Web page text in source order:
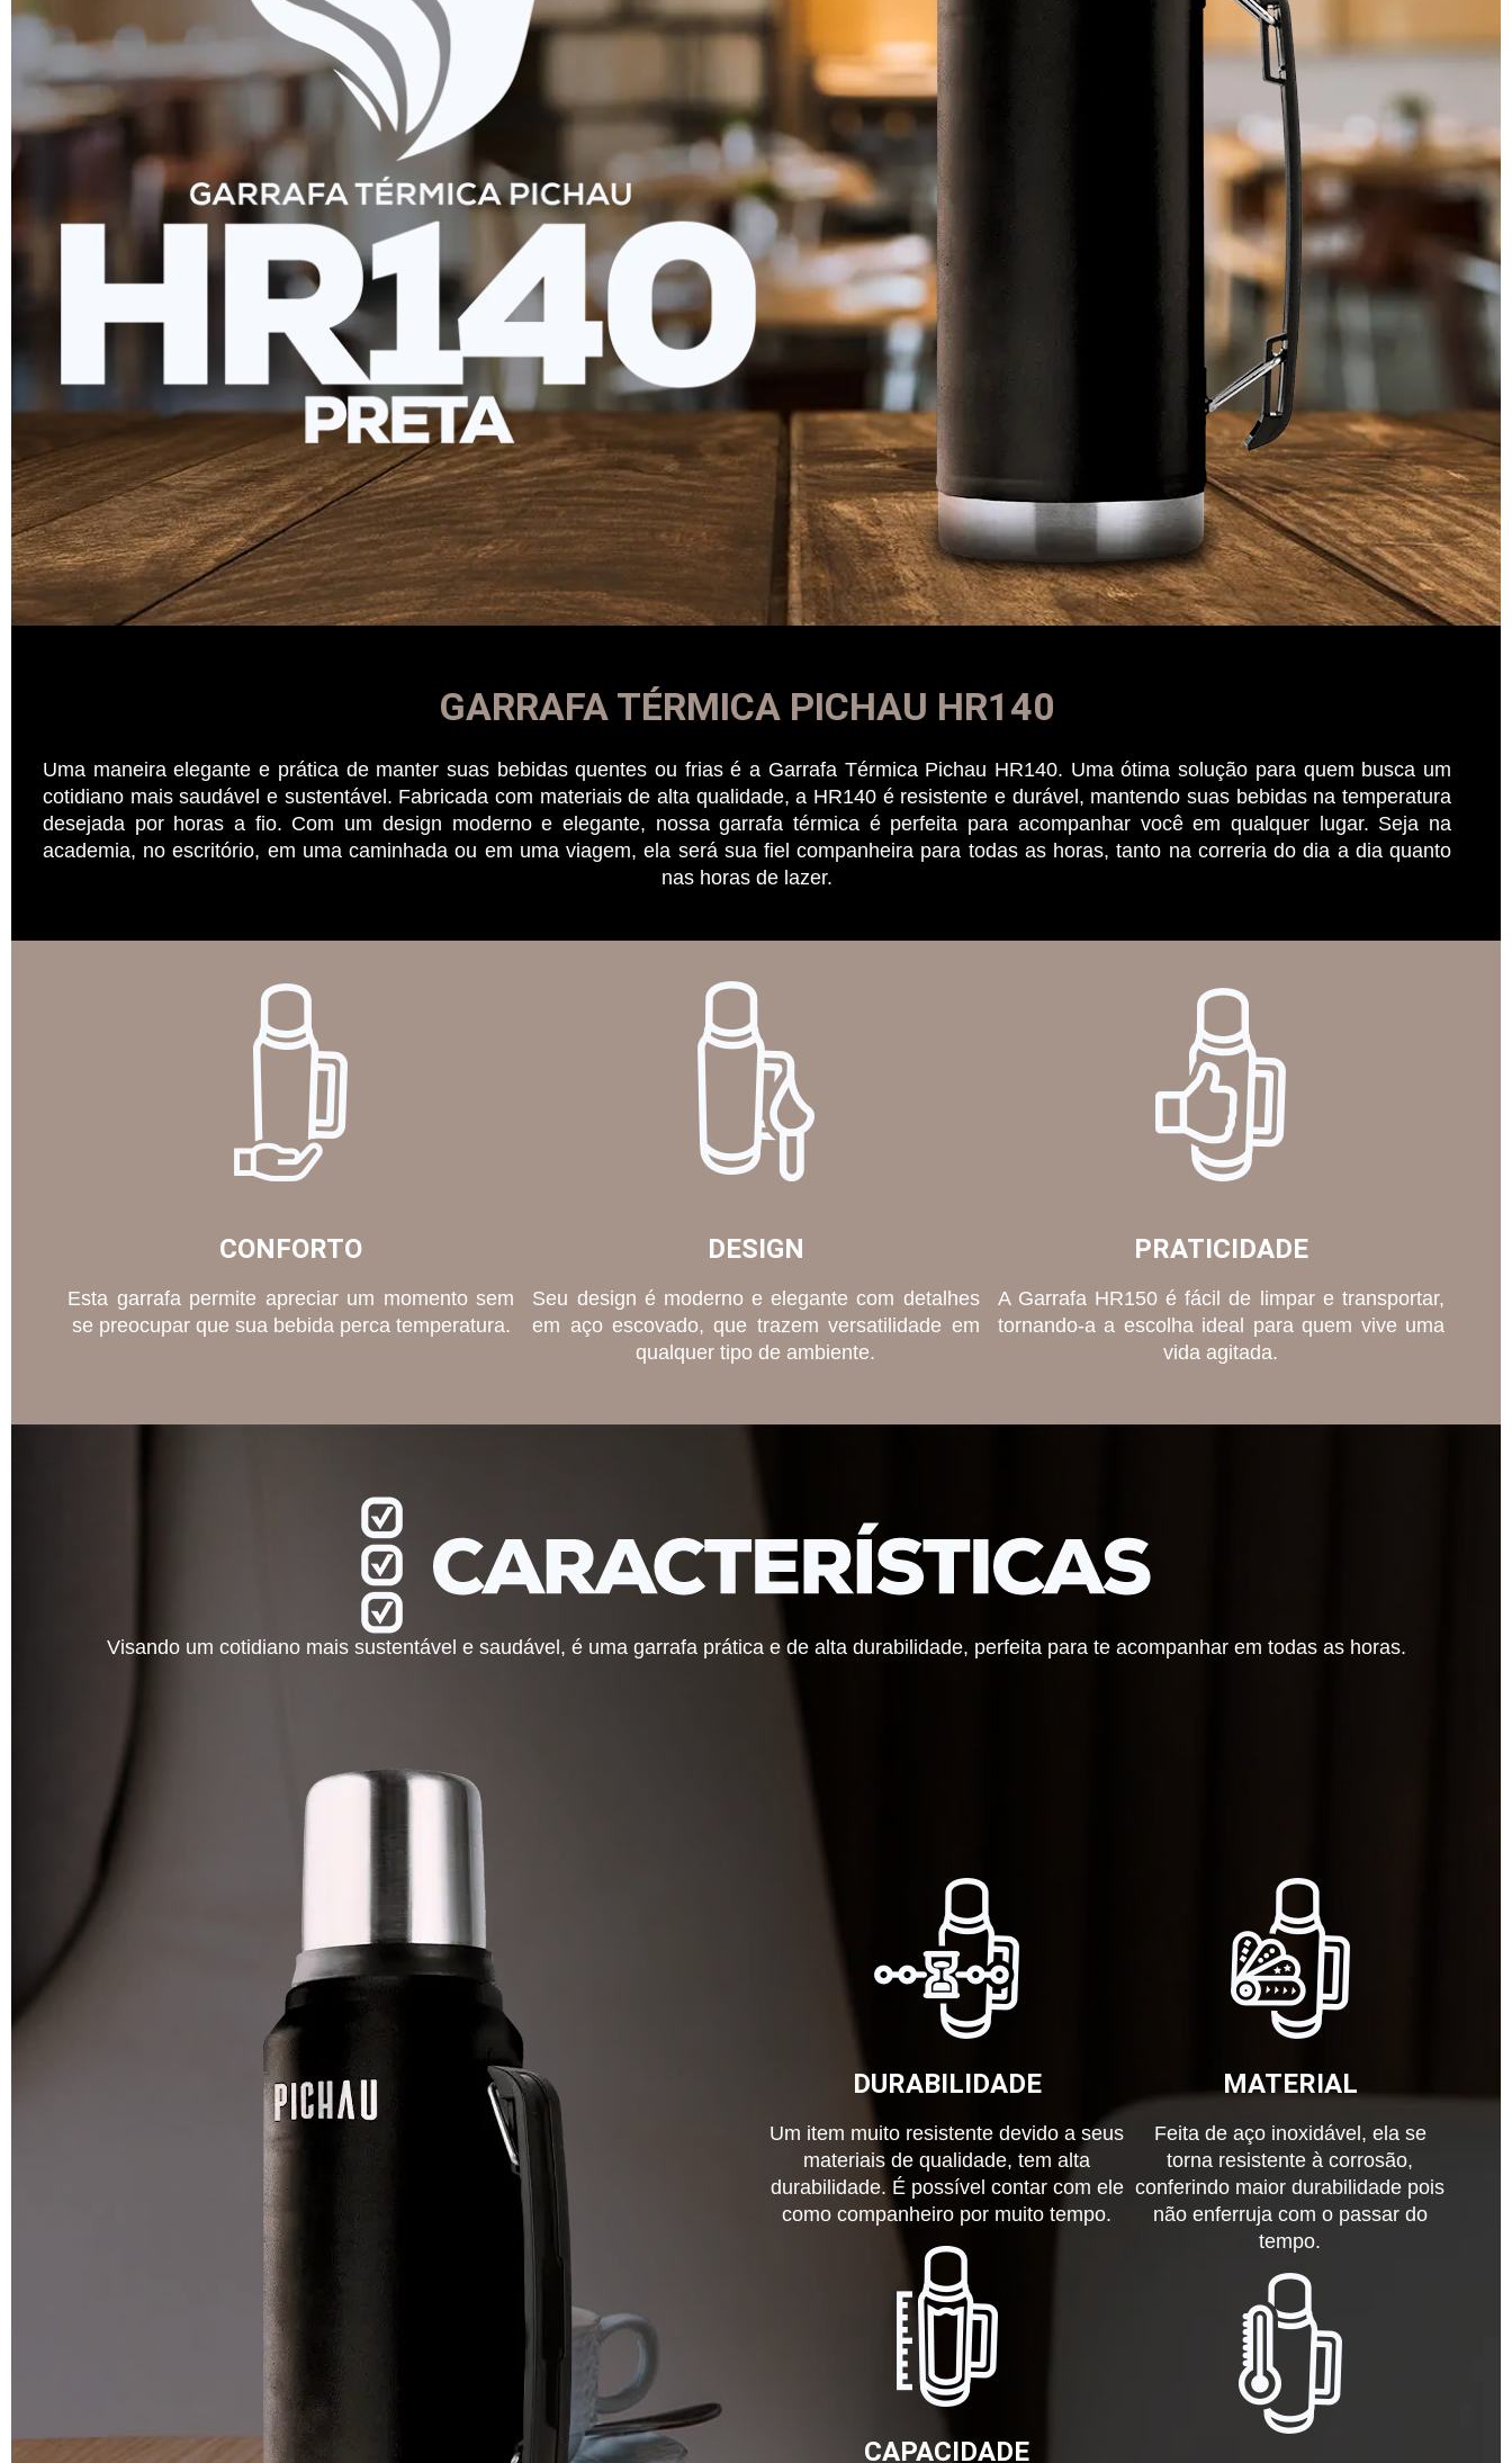
GARRAFA TÉRMICA PICHAU HR140
Uma maneira elegante e prática de manter suas bebidas quentes ou frias é a Garrafa Térmica Pichau HR140. Uma ótima solução para quem busca um
cotidiano mais saudável e sustentável. Fabricada com materiais de alta qualidade, a HR140 é resistente e durável, mantendo suas bebidas na temperatura
desejada por horas a fio. Com um design moderno e elegante, nossa garrafa térmica é perfeita para acompanhar você em qualquer lugar. Seja na
academia, no escritório, em uma caminhada ou em uma viagem, ela será sua fiel companheira para todas as horas, tanto na correria do dia a dia quanto
nas horas de lazer.
CONFORTO
Esta garrafa permite apreciar um momento sem
se preocupar que sua bebida perca temperatura.
DESIGN
Seu design é moderno e elegante com detalhes
em aço escovado, que trazem versatilidade em
qualquer tipo de ambiente.
PRATICIDADE
A Garrafa HR150 é fácil de limpar e transportar,
tornando-a a escolha ideal para quem vive uma
vida agitada.
Visando um cotidiano mais sustentável e saudável, é uma garrafa prática e de alta durabilidade, perfeita para te acompanhar em todas as horas.
DURABILIDADE
Um item muito resistente devido a seus
materiais de qualidade, tem alta
durabilidade. É possível contar com ele
como companheiro por muito tempo.
CAPACIDADE
MATERIAL
Feita de aço inoxidável, ela se
torna resistente à corrosão,
conferindo maior durabilidade pois
não enferruja com o passar do
tempo.